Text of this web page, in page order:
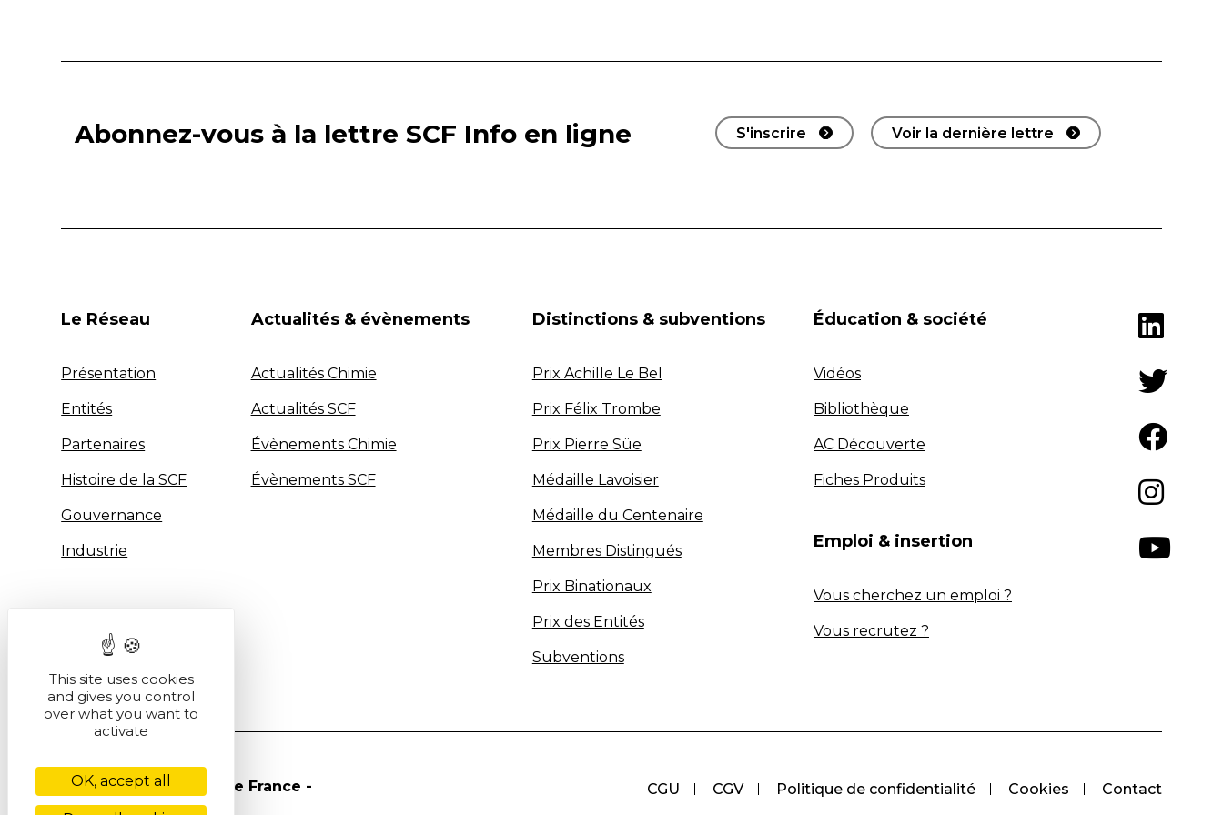
Abonnez-vous à la lettre SCF Info en ligne S'inscrire Voir la dernière lettre
Le Réseau
Présentation
Entités
Partenaires
Histoire de la SCF
Gouvernance
Industrie
Actualités & évènements
Actualités Chimie
Actualités SCF
Évènements Chimie
Évènements SCF
Distinctions & subventions
Prix Achille Le Bel
Prix Félix Trombe
Prix Pierre Süe
Médaille Lavoisier
Médaille du Centenaire
Membres Distingués
Prix Binationaux
Prix des Entités
Subventions
Éducation & société
Vidéos
Bibliothèque
AC Découverte
Fiches Produits
Emploi & insertion
Vous cherchez un emploi ?
Vous recrutez ?
CGU CGV Politique de confidentialité Cookies Contact
© Société Chimique de France -
This site uses cookies
and gives you control
over what you want to
activate
OK, accept all